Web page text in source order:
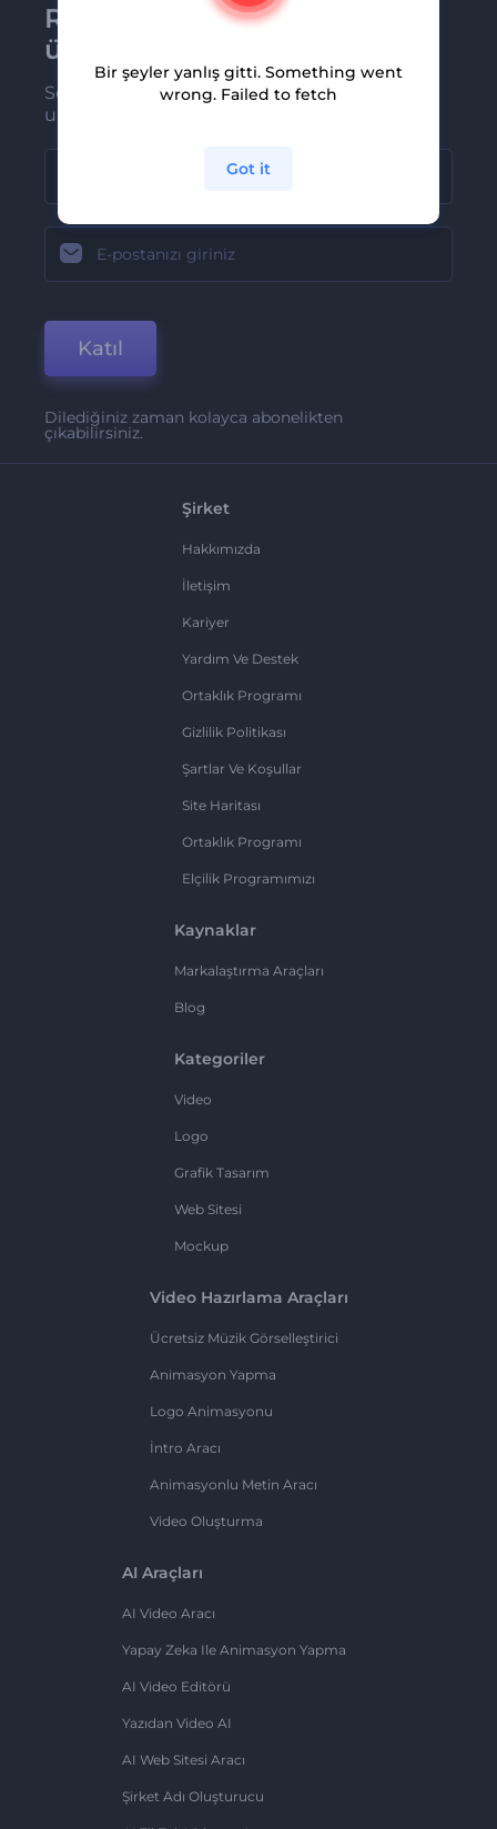
Renderforest bültenine
üye olun
Son haber ve tekliflerimiz ilk olarak size
ulaşsın
Katıl
Dilediğiniz zaman kolayca abonelikten
çıkabilirsiniz.
Şirket
Hakkımızda
İletişim
Kariyer
Yardım Ve Destek
Ortaklık Programı
Gizlilik Politikası
Şartlar Ve Koşullar
Site Haritası
Ortaklık Programı
Elçilik Programımızı
Kaynaklar
Markalaştırma Araçları
Blog
Kategoriler
Video
Logo
Grafik Tasarım
Web Sitesi
Mockup
Video Hazırlama Araçları
Ücretsiz Müzik Görselleştirici
Animasyon Yapma
Logo Animasyonu
İntro Aracı
Animasyonlu Metin Aracı
Video Oluşturma
AI Araçları
AI Video Aracı
Yapay Zeka Ile Animasyon Yapma
AI Video Editörü
Yazıdan Video AI
AI Web Sitesi Aracı
Şirket Adı Oluşturucu
Bir şeyler yanlış gitti. Something went
wrong. Failed to fetch
Got it